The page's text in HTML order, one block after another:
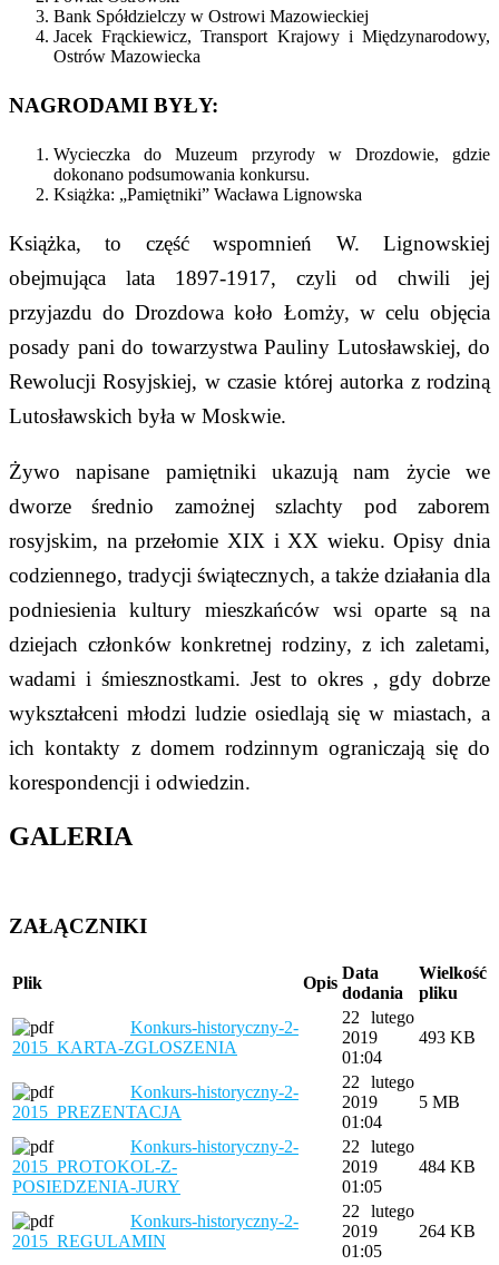
Bank Spółdzielczy w Ostrowi Mazowieckiej
Jacek Frąckiewicz, Transport Krajowy i Międzynarodowy,
Ostrów Mazowiecka
NAGRODAMI BYŁY:
Wycieczka do Muzeum przyrody w Drozdowie, gdzie
dokonano podsumowania konkursu.
Książka: „Pamiętniki” Wacława Lignowska
Książka, to część wspomnień W. Lignowskiej
obejmująca lata 1897-1917, czyli od chwili jej
przyjazdu do Drozdowa koło Łomży, w celu objęcia
posady pani do towarzystwa Pauliny Lutosławskiej, do
Rewolucji Rosyjskiej, w czasie której autorka z rodziną
Lutosławskich była w Moskwie.
Żywo napisane pamiętniki ukazują nam życie we
dworze średnio zamożnej szlachty pod zaborem
rosyjskim, na przełomie XIX i XX wieku. Opisy dnia
codziennego, tradycji świątecznych, a także działania dla
podniesienia kultury mieszkańców wsi oparte są na
dziejach członków konkretnej rodziny, z ich zaletami,
wadami i śmiesznostkami. Jest to okres , gdy dobrze
wykształceni młodzi ludzie osiedlają się w miastach, a
ich kontakty z domem rodzinnym ograniczają się do
korespondencji i odwiedzin.
GALERIA
ZAŁĄCZNIKI
Plik Opis
Data
dodania
Wielkość
pliku
Konkurs-historyczny-2-
2015_KARTA-ZGLOSZENIA
22 lutego
2019
01:04
493 KB
Konkurs-historyczny-2-
2015_PREZENTACJA
22 lutego
2019
01:04
5 MB
Konkurs-historyczny-2-
2015_PROTOKOL-Z-
POSIEDZENIA-JURY
22 lutego
2019
01:05
484 KB
Konkurs-historyczny-2-
2015_REGULAMIN
22 lutego
2019
01:05
264 KB